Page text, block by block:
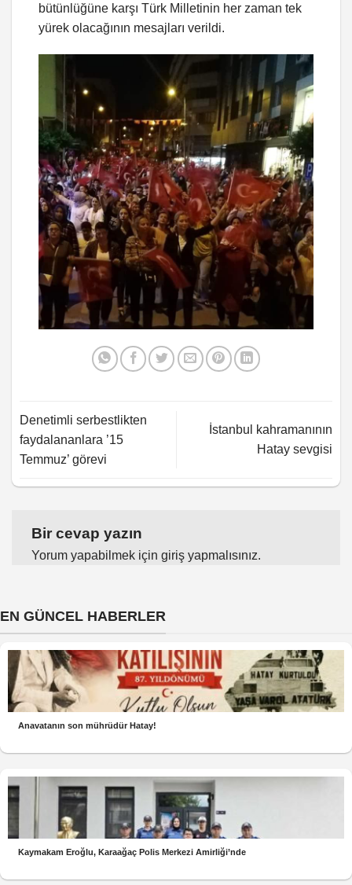
bütünlüğüne karşı Türk Milletinin her zaman tek
yürek olacağının mesajları verildi.
Denetimli serbestlikten
faydalananlara ’15
Temmuz’ görevi
İstanbul kahramanının
Hatay sevgisi
Bir cevap yazın
Yorum yapabilmek için giriş yapmalısınız.
EN GÜNCEL HABERLER
Anavatanın son mührüdür Hatay!
Kaymakam Eroğlu, Karaağaç Polis Merkezi Amirliği’nde